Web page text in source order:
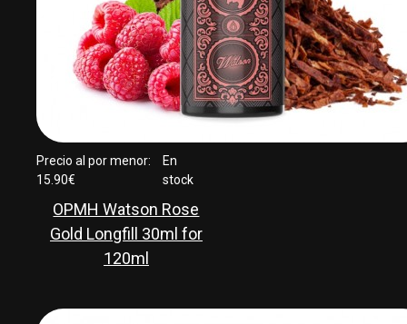
Precio al por menor:
15.90€
En
stock
OPMH Watson Rose
Gold Longfill 30ml for
120ml